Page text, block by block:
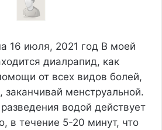
16 июля, 2021 год В моей
диалрапид, как
от всех видов болей,
заканчивай менструальной.
водой действует
в течение 5-20 минут, что